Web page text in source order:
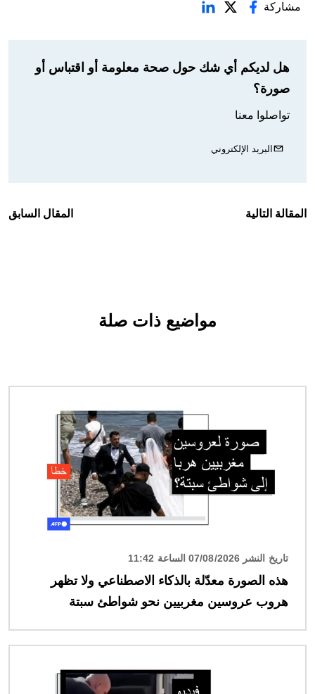
مشاركة
هل لديكم أي شك حول صحة معلومة أو اقتباس أو
صورة؟
تواصلوا معنا
البريد الإلكتروني
المقالة التالية المقال السابق
مواضيع ذات صلة
تاريخ النشر 07/08/2026 الساعة 11:42
هذه الصورة معدّلة بالذكاء الاصطناعي ولا تظهر
هروب عروسين مغربيين نحو شواطئ سبتة